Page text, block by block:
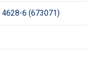
4628-6 (673071)